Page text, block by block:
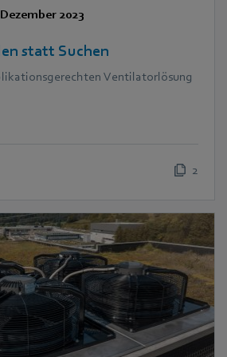
2023
statt Suchen
Ventilatorlösung
2